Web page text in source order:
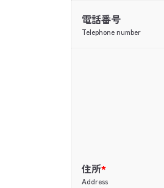
電話番号
Telephone number
住所*
Address